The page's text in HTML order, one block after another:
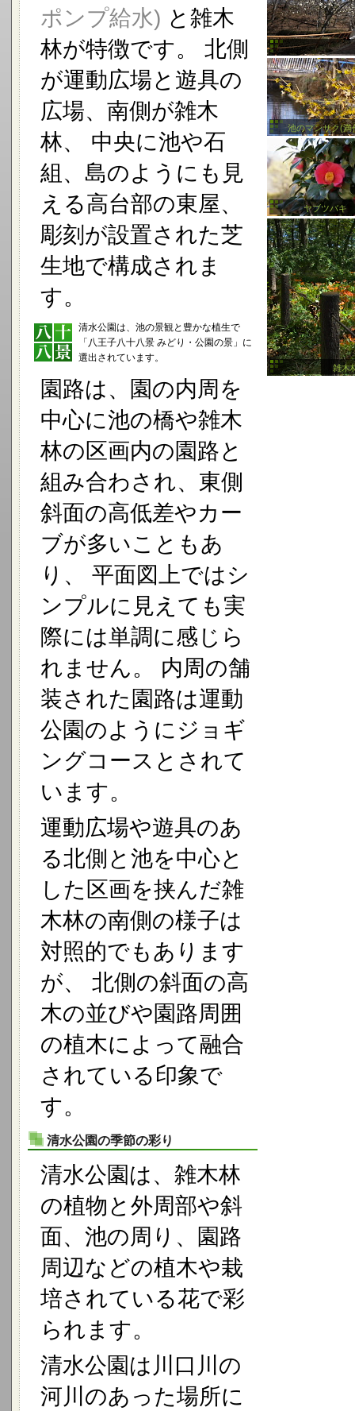
ポンプ給水) と雑木
林が特徴です。 北側
が運動広場と遊具の
広場、南側が雑木
林、 中央に池や石
組、島のようにも見
える高台部の東屋、
彫刻が設置された芝
生地で構成されま
す。
清水公園は、池の景観と豊かな植生で
「八王子八十八景 みどり・公園の景」に
選出されています。
園路は、園の内周を
中心に池の橋や雑木
林の区画内の園路と
組み合わされ、東側
斜面の高低差やカー
ブが多いこともあ
り、 平面図上ではシ
ンプルに見えても実
際には単調に感じら
れません。 内周の舗
装された園路は運動
公園のようにジョギ
ングコースとされて
います。
運動広場や遊具のあ
る北側と池を中心と
した区画を挟んだ雑
木林の南側の様子は
対照的でもあります
が、 北側の斜面の高
木の並びや園路周囲
の植木によって融合
されている印象で
す。
清水公園の季節の彩り
清水公園は、雑木林
の植物と外周部や斜
面、池の周り、園路
周辺などの植木や栽
培されている花で彩
られます。
清水公園は川口川の
河川のあった場所に
池のマンサク(満
ヤブツバキ
雑木